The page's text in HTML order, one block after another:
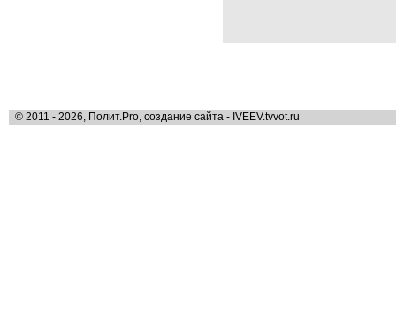
© 2011 - 2026, Полит.Pro, создание сайта - IVEEV.tvvot.ru